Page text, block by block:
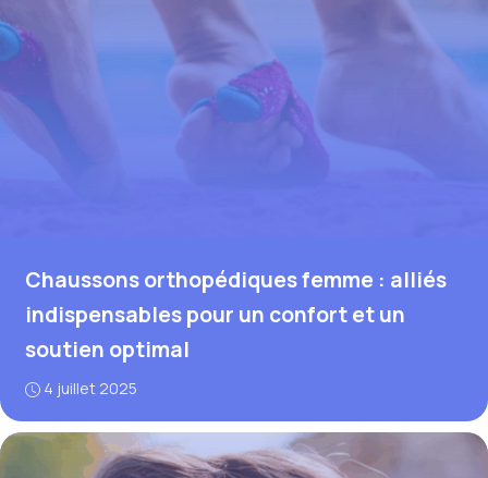
Chaussons orthopédiques femme : alliés
indispensables pour un confort et un
soutien optimal
4 juillet 2025